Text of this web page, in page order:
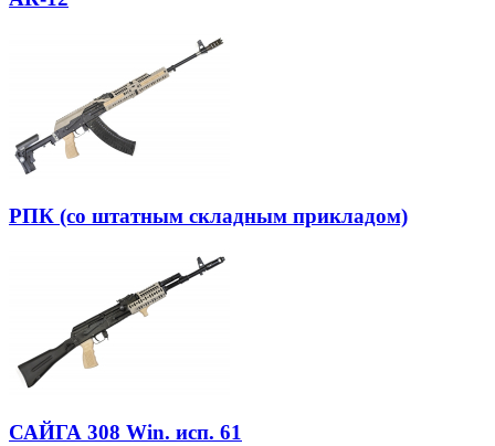
РПК (со штатным складным прикладом)
САЙГА 308 Win. исп. 61